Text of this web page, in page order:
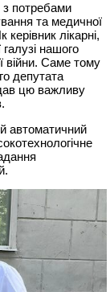
потребами
та медичної
керівник лікарні,
нашого
війни. Саме тому
депутата
цю важливу
автоматичний